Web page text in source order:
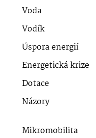
Voda
Vodík
Úspora energií
Energetická krize
Dotace
Názory
Mikromobilita